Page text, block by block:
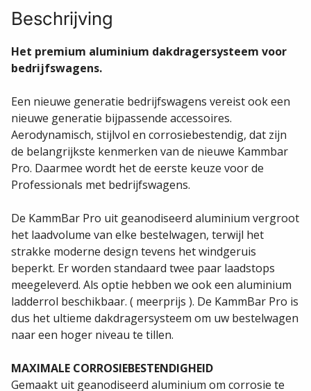
N/B
Vraag om meer info
Beschrijving
Beschrijving
Het premium aluminium dakdragersysteem voor
bedrijfswagens.
Een nieuwe generatie bedrijfswagens vereist ook een
nieuwe generatie bijpassende accessoires.
Aerodynamisch, stijlvol en corrosiebestendig, dat zijn
de belangrijkste kenmerken van de nieuwe Kammbar
Pro. Daarmee wordt het de eerste keuze voor de